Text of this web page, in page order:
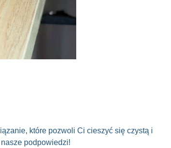
które pozwoli Ci cieszyć się czystą i
podpowiedzi!